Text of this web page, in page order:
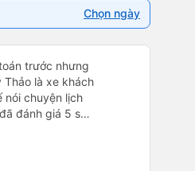
Chọn ngày
trước nhưng
Thảo là xe khách
nói chuyện lịch
đánh giá 5 sao
chứ không có